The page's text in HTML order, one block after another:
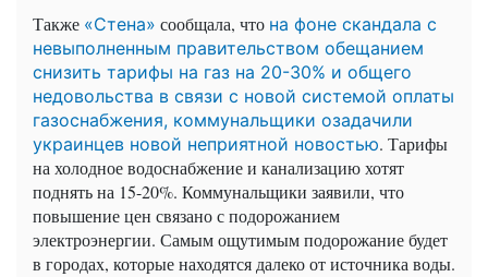
Также «Стена» сообщала, что на фоне скандала с
невыполненным правительством обещанием
снизить тарифы на газ на 20-30% и общего
недовольства в связи с новой системой оплаты
газоснабжения, коммунальщики озадачили
украинцев новой неприятной новостью. Тарифы
на холодное водоснабжение и канализацию хотят
поднять на 15-20%. Коммунальщики заявили, что
повышение цен связано с подорожанием
электроэнергии. Самым ощутимым подорожание будет
в городах, которые находятся далеко от источника воды.